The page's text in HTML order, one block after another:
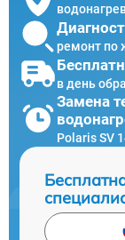
ремонт по
в день
Замена
Polaris SV